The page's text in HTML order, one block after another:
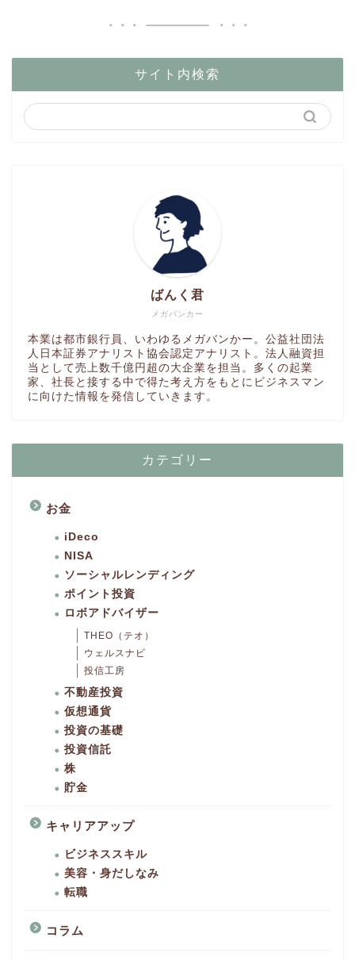
サイト内検索
メガバンカー
ばんく君
本業は都市銀行員、いわゆるメガバンかー。公益社団法
人日本証券アナリスト協会認定アナリスト。法人融資担
当として売上数千億円超の大企業を担当。多くの起業
家、社長と接する中で得た考え方をもとにビジネスマン
に向けた情報を発信していきます。
カテゴリー
お金
iDeco
NISA
ソーシャルレンディング
ポイント投資
ロボアドバイザー
THEO（テオ）
ウェルスナビ
投信工房
不動産投資
仮想通貨
投資の基礎
投資信託
株
貯金
キャリアアップ
ビジネススキル
美容・身だしなみ
転職
コラム